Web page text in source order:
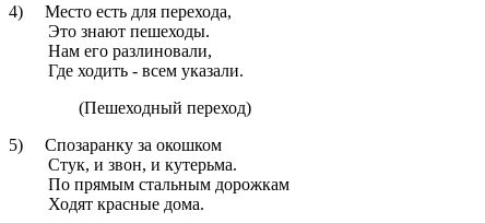
4) Место есть для перехода,
Это знают пешеходы.
Нам его разлиновали,
Где ходить - всем указали.
(Пешеходный переход)
5) Спозаранку за окошком
Стук, и звон, и кутерьма.
По прямым стальным дорожкам
Ходят красные дома.